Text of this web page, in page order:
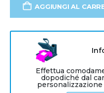
AGGIUNGI AL
Effettua
dopodiché dal